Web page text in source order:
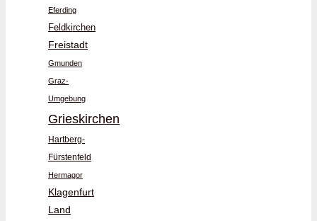
Eferding
Feldkirchen
Freistadt
Gmunden
Graz-
Umgebung
Grieskirchen
Hartberg-
Fürstenfeld
Hermagor
Klagenfurt
Land